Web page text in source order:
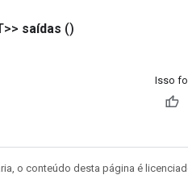
saídas ()
Isso
o conteúdo desta página é